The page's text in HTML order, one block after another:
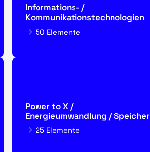
Informations- /
Kommunikationstechnologien
50 Elemente
Power to X /
Energieumwandlung / Speicher
25 Elemente